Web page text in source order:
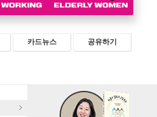
카드뉴스 공유하기